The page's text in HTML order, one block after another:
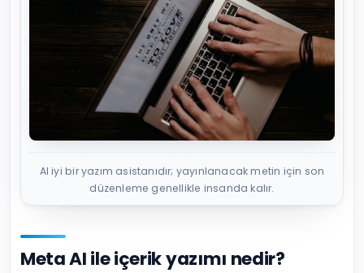
AI iyi bir yazım asistanıdır; yayınlanacak metin için son
düzenleme genellikle insanda kalır.
Meta AI ile içerik yazımı nedir?